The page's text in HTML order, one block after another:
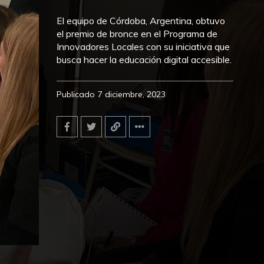
El equipo de Córdoba, Argentina, obtuvo
el premio de bronce en el Programa de
Innovadores Locales con su iniciativa que
busca hacer la educación digital accesible.
Publicado 7 diciembre, 2023